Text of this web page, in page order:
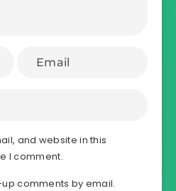
and website in this
I comment.
comments by email.